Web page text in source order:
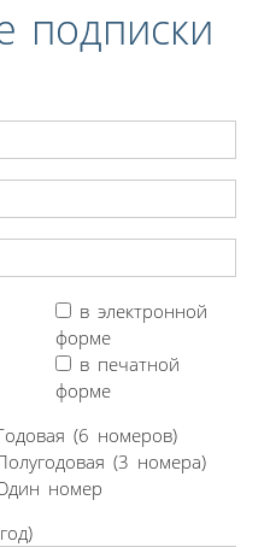
подписки
в электронной
форме
в печатной
форме
(6 номеров)
(3 номера)
номер